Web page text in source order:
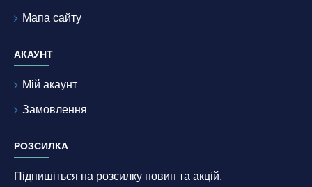
Мапа сайту
АКАУНТ
Мій акаунт
Замовлення
РОЗСИЛКА
Підпишіться на розсилку новин та акцій.